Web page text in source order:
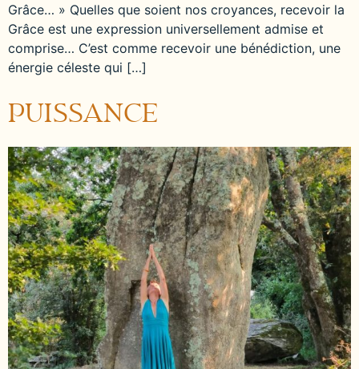
Grâce… » Quelles que soient nos croyances, recevoir la
Grâce est une expression universellement admise et
comprise… C’est comme recevoir une bénédiction, une
énergie céleste qui […]
PUISSANCE